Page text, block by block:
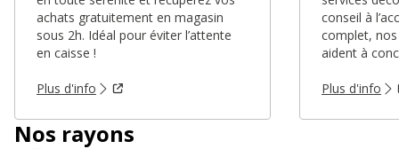
achats gratuitement en magasin
sous 2h. Idéal pour éviter l’attente
en caisse !
Plus d'info
conseil à
complet,
aident à
Plus d'info
Nos rayons